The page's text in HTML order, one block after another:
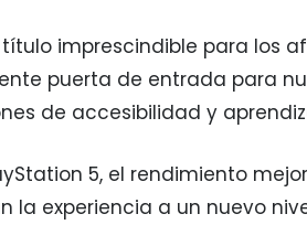
título imprescindible para los
puerta de entrada para
de accesibilidad y
5, el rendimiento
la experiencia a un nuevo